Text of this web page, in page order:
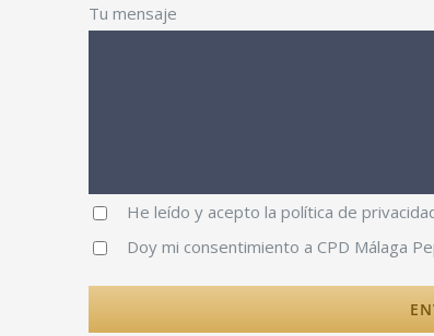
Tu mensaje
He leído y acepto la política de
Doy mi consentimiento a CPD Málaga